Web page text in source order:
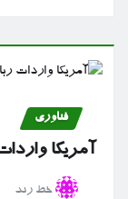
فناوری
آمریکا
خط رند